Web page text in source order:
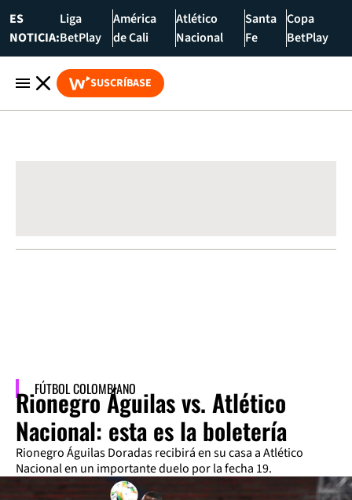
ES
NOTICIA:
Liga
BetPlay
América
de Cali
Atlético
Nacional
Santa
Fe
Copa
BetPlay
SUSCRÍBASE
FÚTBOL COLOMBIANO
Rionegro Águilas vs. Atlético
Nacional: esta es la boletería
Rionegro Águilas Doradas recibirá en su casa a Atlético
Nacional en un importante duelo por la fecha 19.